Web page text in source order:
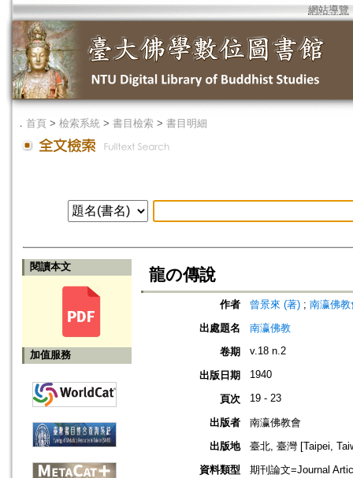
網站導覽
． 首頁 > 檢索系統 > 書目檢索 > 書目明細
閱讀本文
加值服務
龍の傳說
作者 曾景來 (著) ; 南瀛佛
出處題名
南瀛佛教
卷期
v.18 n.2
出版日期 1940
頁次 19 - 23
出版者
南瀛佛教會
出版地
臺北, 臺灣 [Taipei,
資料類型
期刊論文=Journal